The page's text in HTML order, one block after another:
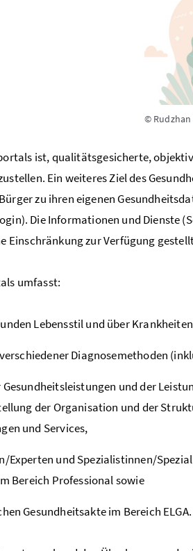
© Rudzhan
ist, qualitätsgesicherte,
Ein weiteres Ziel des
zu ihren eigenen
Die Informationen und Dienste
Einschränkung zur Verfügung
umfasst:
Lebensstil und über
Diagnosemethoden
und der
der Organisation und der
und Services,
und Spezialistinnen/
Bereich Professional sowie
Gesundheitsakte im Bereich ELGA.